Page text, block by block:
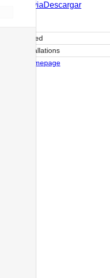
Vista previaDescargar
Last updated
Active installations
Theme homepage